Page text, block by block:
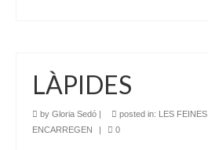
LÀPIDES
by Gloria Sedó | posted in: LES
ENCARREGEN
| 0